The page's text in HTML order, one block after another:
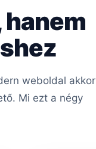
weboldal akkor
Mi ezt a négy